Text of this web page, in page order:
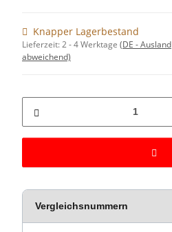
Knapper Lagerbestand
Lieferzeit:2 - 4 Werktage (DE - Ausland
abweichend)
Vergleichsnummern